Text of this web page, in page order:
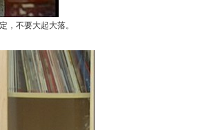
不要大起大落。